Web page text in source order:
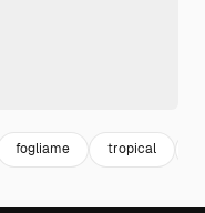
fogliame tropical